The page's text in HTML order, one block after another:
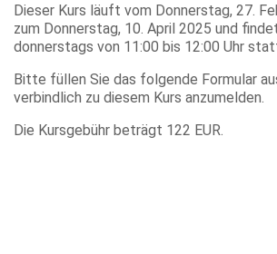
Dieser Kurs läuft vom Donnerstag, 27.
zum Donnerstag, 10. April 2025 und
donnerstags von 11:00 bis 12:00 Uhr
Bitte füllen Sie das folgende Formular
verbindlich zu diesem Kurs anzumelden.
Die Kursgebühr beträgt 122 EUR.